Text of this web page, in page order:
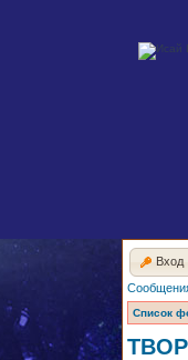
Вход
Список